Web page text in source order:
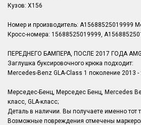
Кузов: X156
Номер и производитель: A15688525019999
Кросс-номера: 15688525019999,
ПЕРЕДНЕГО БАМПЕРА, ПОСЛЕ 2017 ГОДА AMG
Заглушка буксировочного крюка подходит:
Mercedes-Benz GLA-Class 1 поколение 2013 -
Мерседес-Бенц, Мерседес Бенц, Mercedes
класс, GLA-класс;
Деталь в наличии. Вы получаете именно тот
Возможные повреждения отмечены